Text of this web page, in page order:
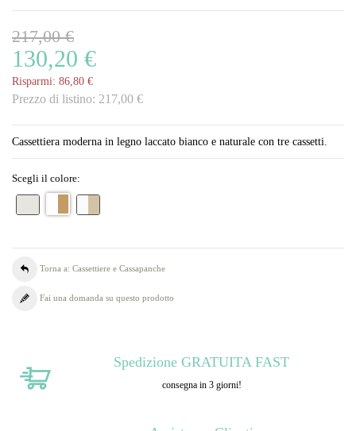
217,00 €
130,20 €
Risparmi: 86,80 €
Prezzo di listino: 217,00 €
Cassettiera moderna in legno laccato bianco e naturale con tre cassetti.
Scegli il colore:
Torna a: Cassettiere e Cassapanche
Fai una domanda su questo prodotto
Spedizione GRATUITA FAST
consegna in 3 giorni!